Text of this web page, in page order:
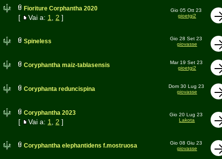
Fioriture Corphantha 2020
[ Vai a: 1 2 ]
Gio 05 Ott 23
gioetgi2
Spineless
Gio 28 Set 23
giovasse
Coryphantha maiz-tablasensis
Mar 19 Set 23
gioetgi2
Coryphanta reduncispina
Dom 30 Lug 23
giovasse
Coryphantha 2023
[ Vai a: 1 2 ]
Gio 20 Lug 23
Lakota
Coryphantha elephantidens f.mostruosa
Gio 08 Giu 23
giovasse